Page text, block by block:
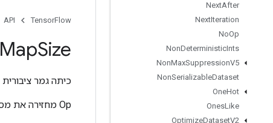
NextAfter
NextIteration
NoOp
NonDeterministicInts
NonMaxSuppressionV5
NonSerializableDataset
OneHot
OnesLike
OptimizeDatasetV2
TensorFlow
API
MapSize
כיתה גמר ציבורית
Op מחזירה את מספר האלמנטים במיכל הבסיסי.